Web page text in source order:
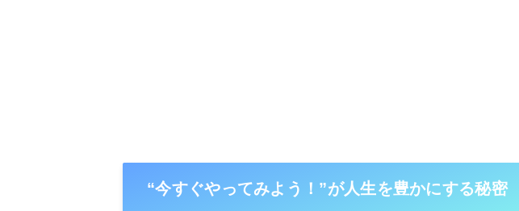
“今すぐやってみよう！”が人生を豊かにする秘密